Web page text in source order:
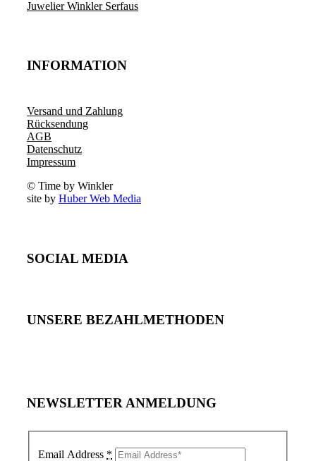
Juwelier Winkler Serfaus
INFORMATION
Versand und Zahlung
Rücksendung
AGB
Datenschutz
Impressum
© Time by Winkler
site by Huber Web Media
SOCIAL MEDIA
UNSERE BEZAHLMETHODEN
NEWSLETTER ANMELDUNG
Email Address *